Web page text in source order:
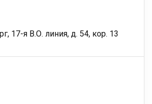
17-я В.О. линия, д. 54, кор. 13